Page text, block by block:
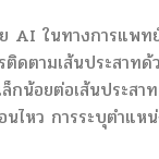
AI ในทางการแพท
ดตามเส้นประสาท
กน้อยต่อเส้นประส
ไหว การระบุตำแ